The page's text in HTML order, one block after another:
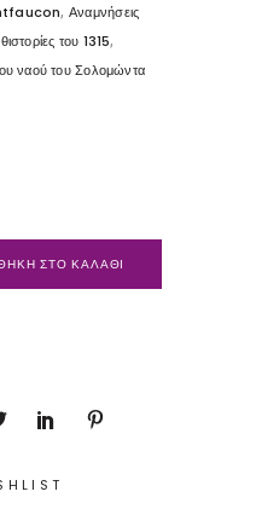
, Αναμνήσεις
του 1315,
ναού του Σολομώντα
ΣΤΟ ΚΑΛΑΘΙ